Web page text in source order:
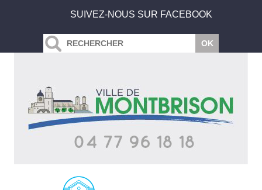
SUIVEZ-NOUS SUR FACEBOOK